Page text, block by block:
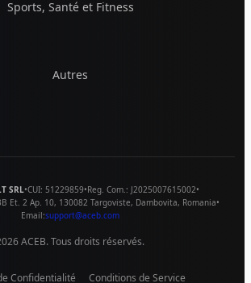
Sports, Santé et Fitness
Autres
SRL•CUI: 51229859•Reg. Com.: J2025007615002•
Et. 2 Ap. 10, 130082 Targoviste, Dambovita, Romania•
Email:support@aceb.com
ACEB. Tous droits réservés.
Confidentialité Conditions de Service